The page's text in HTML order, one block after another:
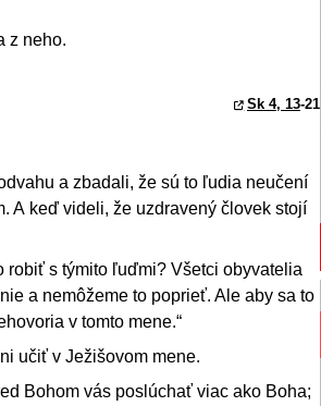
z neho.
Sk 4, 13-21
a zbadali, že sú to ľudia neučení
A keď videli, že uzdravený človek stojí
robiť s týmito ľuďmi? Všetci obyvatelia
a nemôžeme to poprieť. Ale aby sa to
v tomto mene.“
učiť v Ježišovom mene.
Bohom vás poslúchať viac ako Boha;